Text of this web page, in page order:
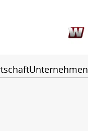
Unternehmen